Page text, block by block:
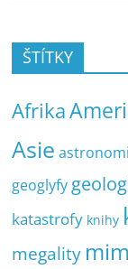
ŠTÍTKY
Afrika
Asie
geoglyfy
katastrofy knihy
megality